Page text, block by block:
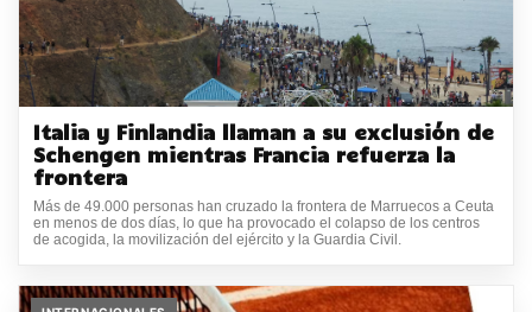
Italia y Finlandia llaman a su exclusión de
Schengen mientras Francia refuerza la
frontera
Más de 49.000 personas han cruzado la frontera de Marruecos a Ceuta
en menos de dos días, lo que ha provocado el colapso de los centros
de acogida, la movilización del ejército y la Guardia Civil.